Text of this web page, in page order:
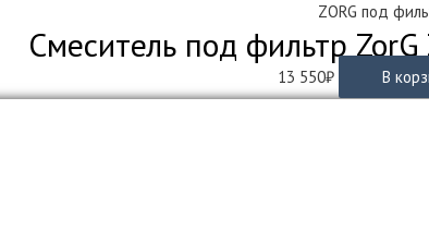
ZORG под
Смеситель под фильтр
13 550₽ В